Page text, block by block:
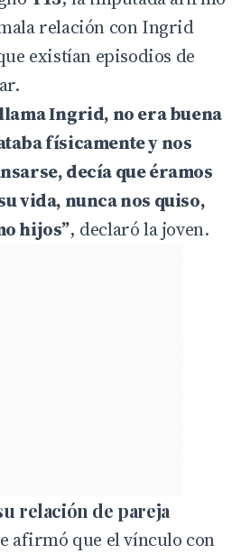
relación con Ingrid
existían episodios de
llama Ingrid, no era buena
físicamente y nos
decía que éramos
vida, nunca nos quiso,
hijos”, declaró la joven.
relación de pareja
afirmó que el vínculo con